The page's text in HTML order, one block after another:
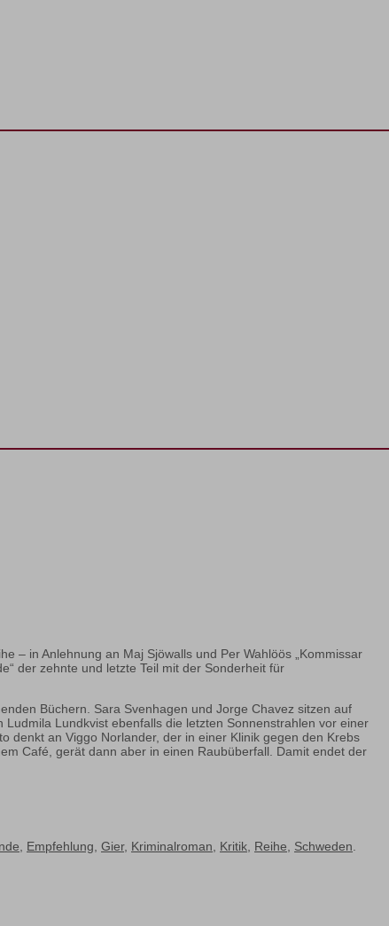
– in Anlehnung an Maj Sjöwalls und Per Wahlöös „Kommissar
der zehnte und letzte Teil mit der Sonderheit für
Büchern. Sara Svenhagen und Jorge Chavez sitzen auf
Lundkvist ebenfalls die letzten Sonnenstrahlen vor einer
denkt an Viggo Norlander, der in einer Klinik gegen den Krebs
Café, gerät dann aber in einen Raubüberfall. Damit endet der
, Empfehlung, Gier, Kriminalroman, Kritik, Reihe, Schweden.